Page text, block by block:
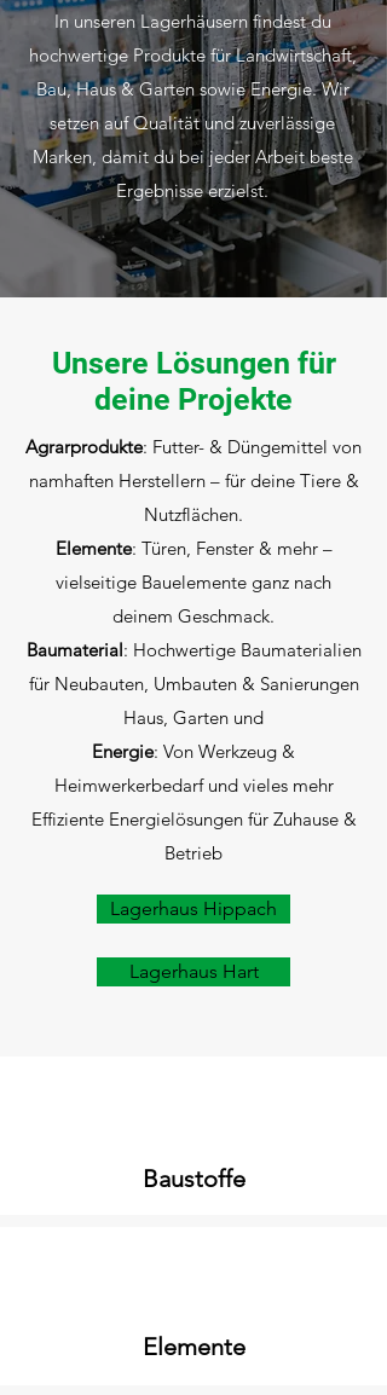
In unseren Lagerhäusern findest du
hochwertige Produkte für Landwirtschaft,
Bau, Haus & Garten sowie Energie. Wir
setzen auf Qualität und zuverlässige
Marken, damit du bei jeder Arbeit beste
Ergebnisse erzielst.
Unsere Lösungen für
deine Projekte
Agrarprodukte: Futter- & Düngemittel von
namhaften Herstellern – für deine Tiere &
Nutzflächen.
Elemente: Türen, Fenster & mehr –
vielseitige Bauelemente ganz nach
deinem Geschmack.
Baumaterial: Hochwertige Baumaterialien
für Neubauten, Umbauten & Sanierungen
Haus, Garten und
Energie: Von Werkzeug &
Heimwerkerbedarf und vieles mehr
Effiziente Energielösungen für Zuhause &
Betrieb
Lagerhaus Hippach
Lagerhaus Hart
Baustoffe
Elemente